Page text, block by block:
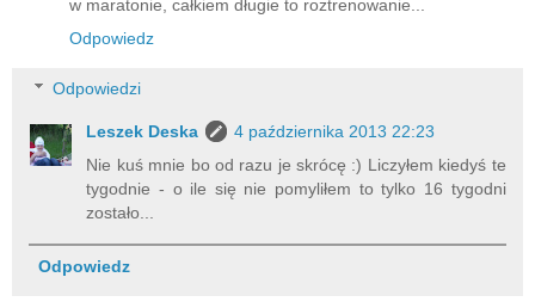
w maratonie, całkiem długie to roztrenowanie...
Odpowiedz
Odpowiedzi
Leszek Deska
4 października 2013 22:23
Nie kuś mnie bo od razu je skrócę :) Liczyłem kiedyś te
tygodnie - o ile się nie pomyliłem to tylko 16 tygodni
zostało...
Odpowiedz